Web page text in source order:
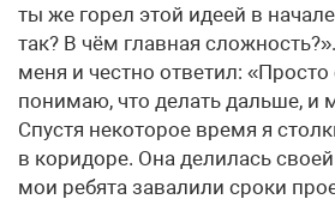
ты же горел этой идеей в
так? В чём главная
меня и честно ответил: «Просто
понимаю, что делать дальше, и
Спустя некоторое время я
в коридоре. Она делилась
мои ребята завалили сроки